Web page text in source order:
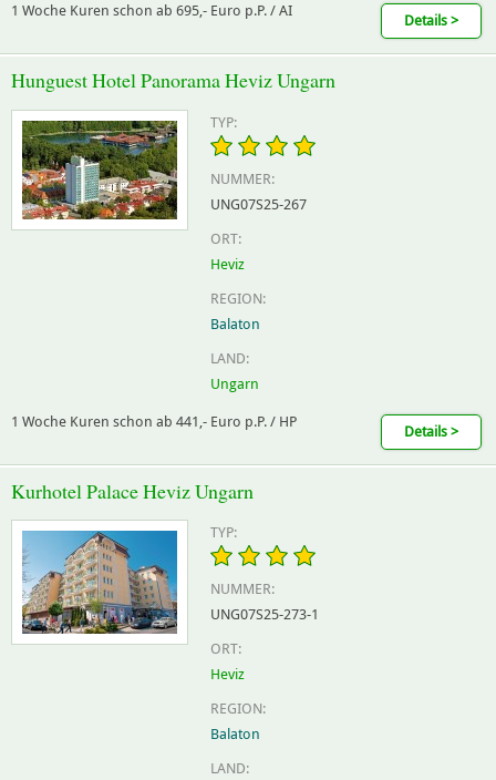
1 Woche Kuren schon ab 695,- Euro p.P. / AI
Details >
Hunguest Hotel Panorama Heviz Ungarn
TYP:
NUMMER:
UNG07S25-267
ORT:
Heviz
REGION:
Balaton
LAND:
Ungarn
1 Woche Kuren schon ab 441,- Euro p.P. / HP
Details >
Kurhotel Palace Heviz Ungarn
TYP:
NUMMER:
UNG07S25-273-1
ORT:
Heviz
REGION:
Balaton
LAND: